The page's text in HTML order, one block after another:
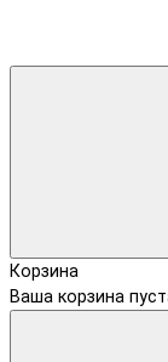
Корзина
Ваша корзина